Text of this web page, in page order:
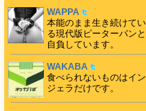
WAPPA
本能のまま生き続けてい
る現代版ピーターパンと
自負しています。
WAKABA
食べられないものはイン
ジェラだけです。